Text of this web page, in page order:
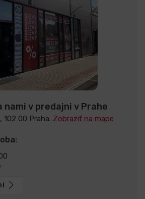
v predajni v Prahe
102 00 Praha. Zobraziť na mape